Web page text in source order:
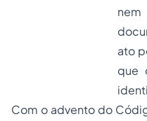
ato
que
Com o advento do